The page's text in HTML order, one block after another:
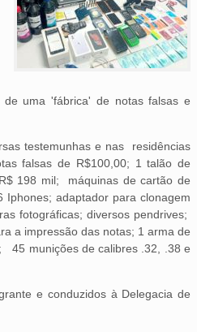
uma 'fábrica' de notas falsas e
testemunhas e nas residências
falsas de R$100,00; 1 talão de
198 mil; máquinas de cartão de
adaptador para clonagem
fotográficas; diversos pendrives;
a impressão das notas; 1 arma de
45 munições de calibres .32, .38 e
e conduzidos à Delegacia de